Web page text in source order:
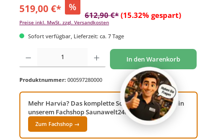
519,00 €* %
612,90 €* (15.32% gespart)
Preise inkl. MwSt. zzgl. Versandkosten
Sofort verfügbar, Lieferzeit: ca. 7 Tage
Produkt Anzahl: Gib den gewünschten Wert ein oder benutze die Schaltflächen um
In den Warenkorb
Produktnummer: 000597280000
Mehr Harvia? Das komplette Sortiment findest du in
unserem Fachshop Saunawelt24!
Zum Fachshop →